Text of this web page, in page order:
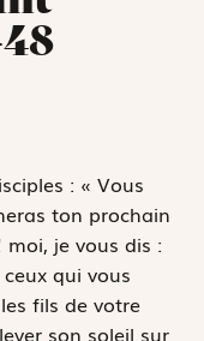
: « Vous
ton prochain
je vous dis :
qui vous
fils de votre
son soleil sur